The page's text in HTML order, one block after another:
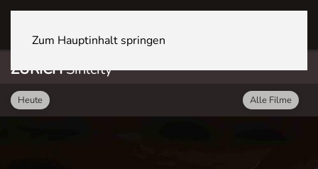
Zum Hauptinhalt springen
ZÜRICHSihlcity
Heute Alle Filme